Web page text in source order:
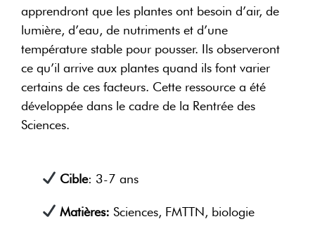
apprendront que les plantes ont besoin d’air, de
lumière, d’eau, de nutriments et d’une
température stable pour pousser. Ils observeront
ce qu’il arrive aux plantes quand ils font varier
certains de ces facteurs. Cette ressource a été
développée dans le cadre de la Rentrée des
Sciences.
Cible: 3-7 ans
Matières: Sciences, FMTTN, biologie